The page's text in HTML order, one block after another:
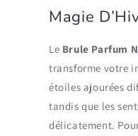
Magie
Le Brule Parfum
transforme votre
étoiles ajourées
tandis que les
délicatement.